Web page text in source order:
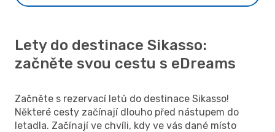
Lety do destinace Sikasso:
začněte svou cestu s eDreams
Začněte s rezervací letů do destinace Sikasso!
Některé cesty začínají dlouho před nástupem do
letadla. Začínají ve chvíli, kdy ve vás dané místo